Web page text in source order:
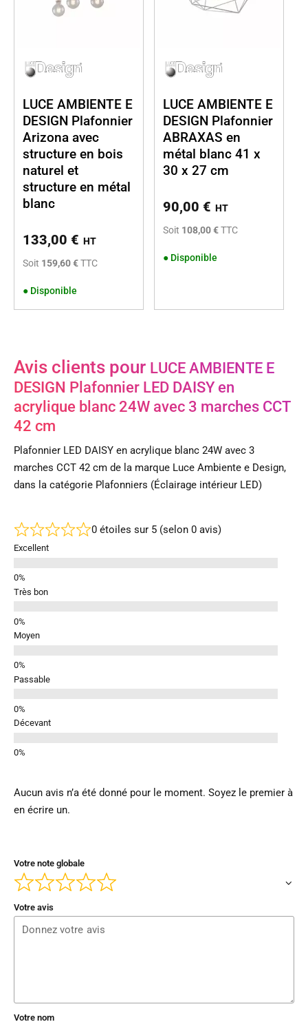
LUCE AMBIENTE E
DESIGN Plafonnier
Arizona avec
structure en bois
naturel et
structure en métal
blanc
133,00 € HT
Soit 159,60 €TTC
● Disponible
LUCE AMBIENTE E
DESIGN Plafonnier
ABRAXAS en
métal blanc 41 x
30 x 27 cm
90,00 € HT
Soit 108,00 €TTC
● Disponible
Avis clients pour LUCE AMBIENTE E
DESIGN Plafonnier LED DAISY en
acrylique blanc 24W avec 3 marches CCT
42 cm
Plafonnier LED DAISY en acrylique blanc 24W avec 3
marches CCT 42 cm de la marque Luce Ambiente e Design,
dans la catégorie Plafonniers (Éclairage intérieur LED)
0 étoiles sur 5 (selon 0 avis)
Excellent
Très bon
Moyen
Passable
Décevant
Aucun avis n’a été donné pour le moment. Soyez le premier à
en écrire un.
Votre note globale
Votre avis
Votre nom